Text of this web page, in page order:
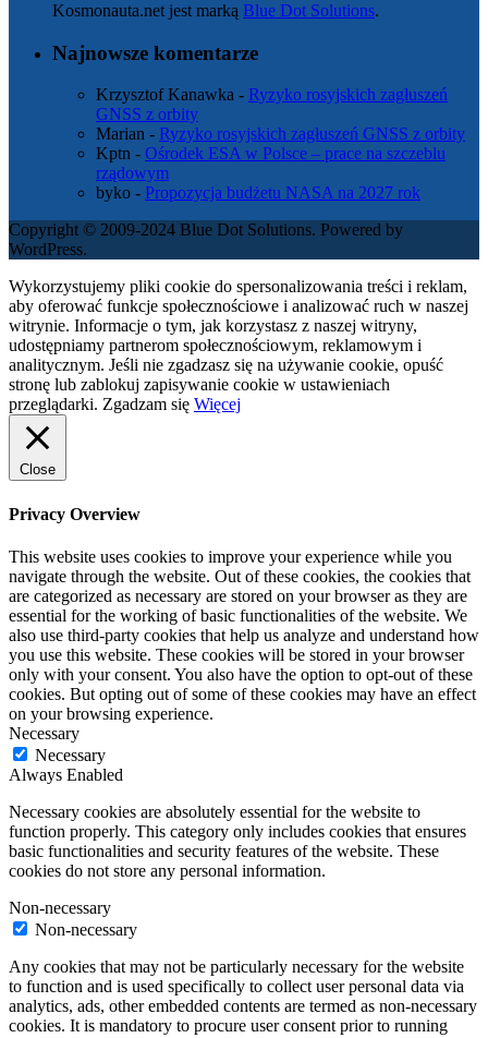
Kosmonauta.net jest marką Blue Dot Solutions.
Najnowsze komentarze
Krzysztof Kanawka - Ryzyko rosyjskich zagłuszeń
GNSS z orbity
Marian - Ryzyko rosyjskich zagłuszeń GNSS z orbity
Kptn - Ośrodek ESA w Polsce – prace na szczeblu
rządowym
byko - Propozycja budżetu NASA na 2027 rok
Copyright © 2009-2024 Blue Dot Solutions. Powered by
WordPress.
Wykorzystujemy pliki cookie do spersonalizowania treści i reklam,
aby oferować funkcje społecznościowe i analizować ruch w naszej
witrynie. Informacje o tym, jak korzystasz z naszej witryny,
udostępniamy partnerom społecznościowym, reklamowym i
analitycznym. Jeśli nie zgadzasz się na używanie cookie, opuść
stronę lub zablokuj zapisywanie cookie w ustawieniach
przeglądarki. Zgadzam się Więcej
Close
Privacy Overview
This website uses cookies to improve your experience while you
navigate through the website. Out of these cookies, the cookies that
are categorized as necessary are stored on your browser as they are
essential for the working of basic functionalities of the website. We
also use third-party cookies that help us analyze and understand how
you use this website. These cookies will be stored in your browser
only with your consent. You also have the option to opt-out of these
cookies. But opting out of some of these cookies may have an effect
on your browsing experience.
Necessary
Necessary
Always Enabled
Necessary cookies are absolutely essential for the website to
function properly. This category only includes cookies that ensures
basic functionalities and security features of the website. These
cookies do not store any personal information.
Non-necessary
Non-necessary
Any cookies that may not be particularly necessary for the website
to function and is used specifically to collect user personal data via
analytics, ads, other embedded contents are termed as non-necessary
cookies. It is mandatory to procure user consent prior to running